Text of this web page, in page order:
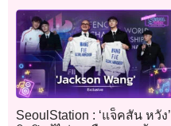
SeoulStation : ‘แจ็คสัน หวัง’